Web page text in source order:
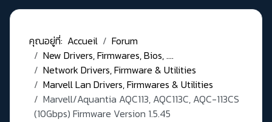
คุณอยู่ที่: Accueil
Forum
New Drivers, Firmwares, Bios, ....
Network Drivers, Firmware & Utilities
Marvell Lan Drivers, Firmwares & Utilities
Marvell/Aquantia AQC113, AQC113C, AQC-113CS
(10Gbps) Firmware Version 1.5.45